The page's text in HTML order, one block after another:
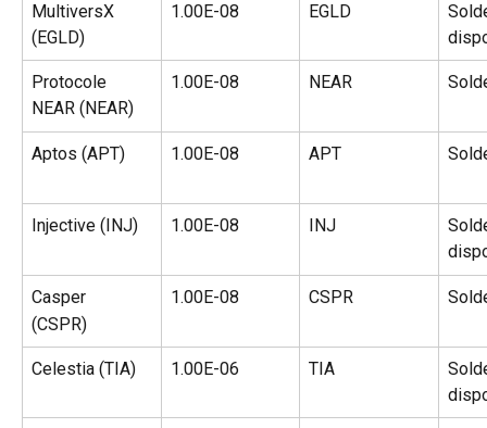
MultiversX
(EGLD)
1.00E-08 EGLD
Protocole
NEAR (NEAR)
1.00E-08 NEAR
Aptos (APT) 1.00E-08 APT
Injective (INJ) 1.00E-08 INJ
Casper
(CSPR)
1.00E-08 CSPR
Celestia (TIA) 1.00E-06 TIA